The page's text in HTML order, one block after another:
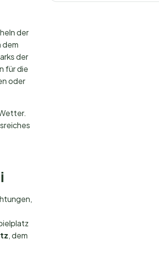
der
dem
der
für die
oder
, dem